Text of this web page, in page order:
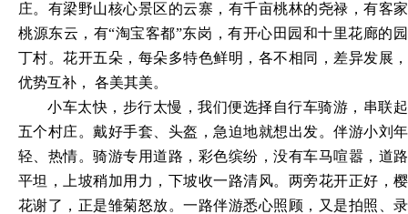
庄。有梁野山核心景区的云寨，有千亩桃林的尧禄，有客家
桃源东云，有“淘宝客都”东岗，有开心田园和十里花廊的园
丁村。花开五朵，每朵多特色鲜明，各不相同，差异发展，
优势互补， 各美其美。
小车太快，步行太慢，我们便选择自行车骑游，串联起
五个村庄。戴好手套、头盔，急迫地就想出发。伴游小刘年
轻、热情。骑游专用道路，彩色缤纷，没有车马喧嚣，道路
平坦，上坡稍加用力，下坡收一路清风。两旁花开正好，樱
花谢了，正是雏菊怒放。一路伴游悉心照顾，又是拍照、录